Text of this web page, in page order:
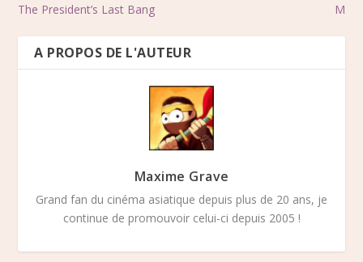
The President’s Last Bang M
A PROPOS DE L'AUTEUR
Maxime Grave
Grand fan du cinéma asiatique depuis plus de 20 ans, je
continue de promouvoir celui-ci depuis 2005 !